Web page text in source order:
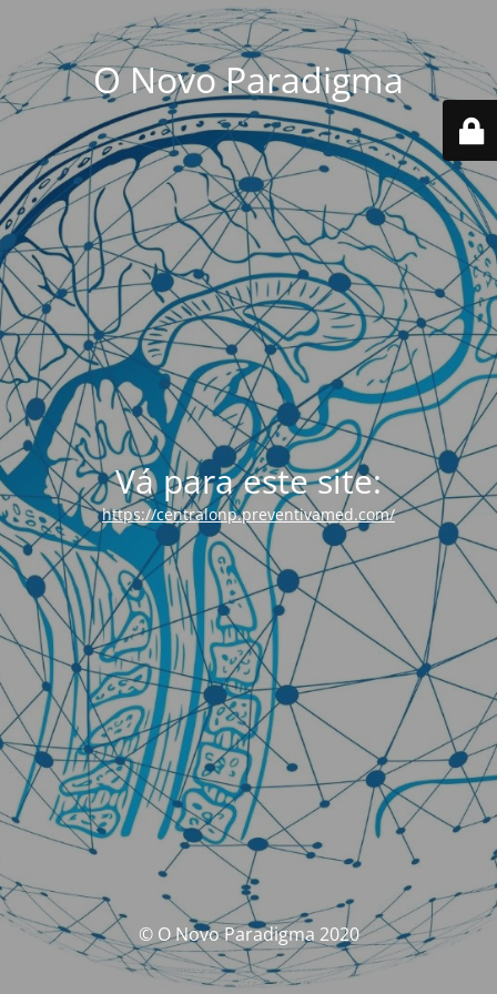
O Novo Paradigma
Vá para este site:
https://centralonp.preventivamed.com/
© O Novo Paradigma 2020